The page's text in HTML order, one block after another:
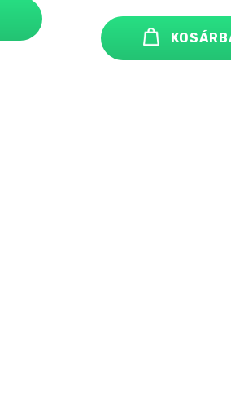
was:
11,990 Ft
is:
8,990